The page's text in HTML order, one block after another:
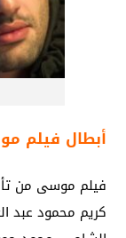
أبطال فيلم
فيلم موسى من
كريم محمود عبد